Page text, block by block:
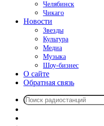
Челябинск
Чикаго
Новости
Звезды
Культура
Медиа
Музыка
Шоу-бизнес
О сайте
Обратная связь